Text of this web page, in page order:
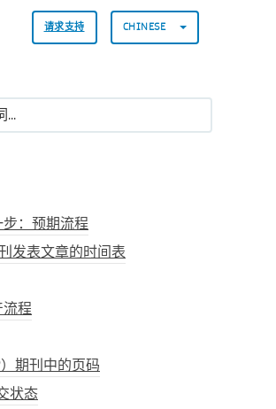
请求支持 CHINESE
：预期流程
发表文章的时间表
程
期刊中的页码
状态